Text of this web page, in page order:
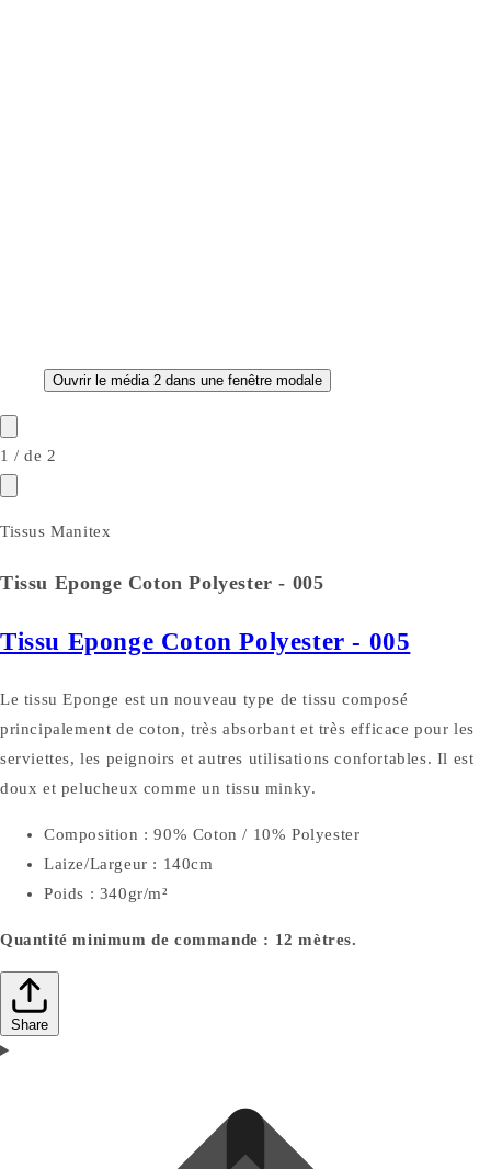
Ouvrir le média 2 dans une fenêtre modale
1 /de 2
Tissus Manitex
Tissu Eponge Coton Polyester - 005
Tissu Eponge Coton Polyester - 005
Le tissu Eponge est un nouveau type de tissu composé
principalement de coton, très absorbant et très efficace pour les
serviettes, les peignoirs et autres utilisations confortables. Il est
doux et pelucheux comme un tissu minky.
Composition : 90% Coton / 10% Polyester
Laize/Largeur : 140cm
Poids : 340gr/m²
Quantité minimum de commande : 12 mètres.
Share